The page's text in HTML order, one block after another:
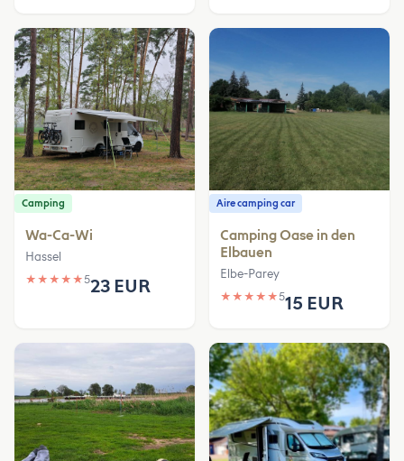
Camping
Wa-Ca-Wi
Hassel
★ ★ ★ ★ ★523 EUR
Aire camping car
Camping Oase in den
Elbauen
Elbe-Parey
★ ★ ★ ★ ★515 EUR